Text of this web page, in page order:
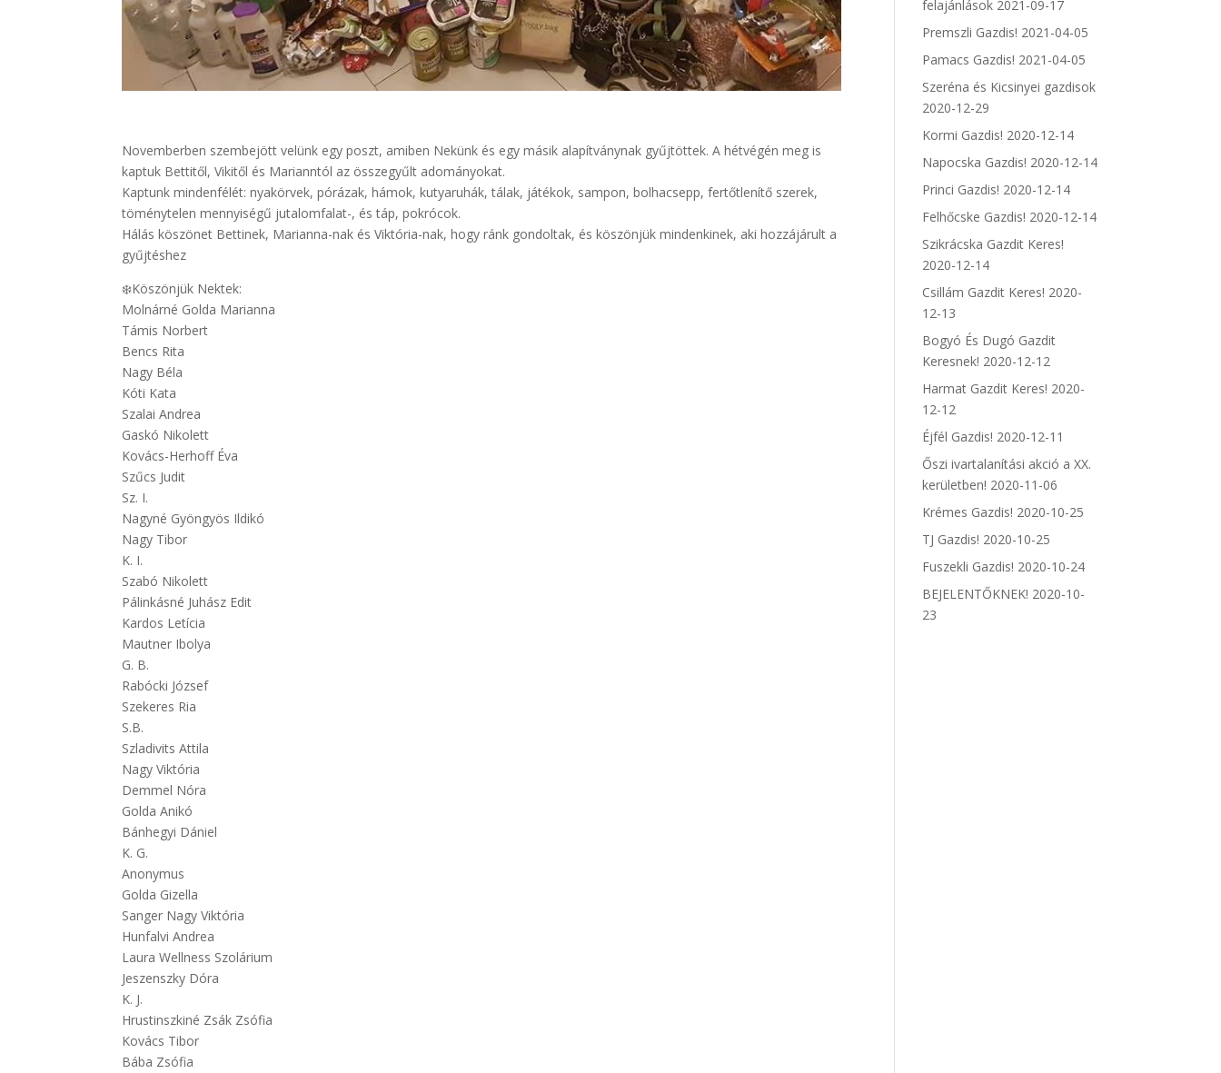
Novemberben szembejött velünk egy poszt, amiben Nekünk és egy másik alapítványnak gyűjtöttek. A hétvégén meg is
kaptuk Bettitől, Vikitől és Marianntól az összegyűlt adományokat.
Kaptunk mindenfélét: nyakörvek, pórázak, hámok, kutyaruhák, tálak, játékok, sampon, bolhacsepp, fertőtlenítő szerek,
töménytelen mennyiségű jutalomfalat-, és táp, pokrócok.
Hálás köszönet Bettinek, Marianna-nak és Viktória-nak, hogy ránk gondoltak, és köszönjük mindenkinek, aki hozzájárult a
gyűjtéshez
❄️Köszönjük Nektek:
Molnárné Golda Marianna
Támis Norbert
Bencs Rita
Nagy Béla
Kóti Kata
Szalai Andrea
Gaskó Nikolett
Kovács-Herhoff Éva
Szűcs Judit
Sz. I.
Nagyné Gyöngyös Ildikó
Nagy Tibor
K. I.
Szabó Nikolett
Pálinkásné Juhász Edit
Kardos Letícia
Mautner Ibolya
G. B.
Rabócki József
Szekeres Ria
S.B.
Szladivits Attila
Nagy Viktória
Demmel Nóra
Golda Anikó
Bánhegyi Dániel
K. G.
Anonymus
Golda Gizella
Sanger Nagy Viktória
Hunfalvi Andrea
Laura Wellness Szolárium
Jeszenszky Dóra
K. J.
Hrustinszkiné Zsák Zsófia
Kovács Tibor
Bába Zsófia
felajánlások 2021-09-17
Premszli Gazdis! 2021-04-05
Pamacs Gazdis! 2021-04-05
Szeréna és Kicsinyei gazdisok
2020-12-29
Kormi Gazdis! 2020-12-14
Napocska Gazdis! 2020-12-14
Princi Gazdis! 2020-12-14
Felhőcske Gazdis! 2020-12-14
Szikrácska Gazdit Keres!
2020-12-14
Csillám Gazdit Keres! 2020-
12-13
Bogyó És Dugó Gazdit
Keresnek! 2020-12-12
Harmat Gazdit Keres! 2020-
12-12
Éjfél Gazdis! 2020-12-11
Őszi ivartalanítási akció a XX.
kerületben! 2020-11-06
Krémes Gazdis! 2020-10-25
TJ Gazdis! 2020-10-25
Fuszekli Gazdis! 2020-10-24
BEJELENTŐKNEK! 2020-10-
23